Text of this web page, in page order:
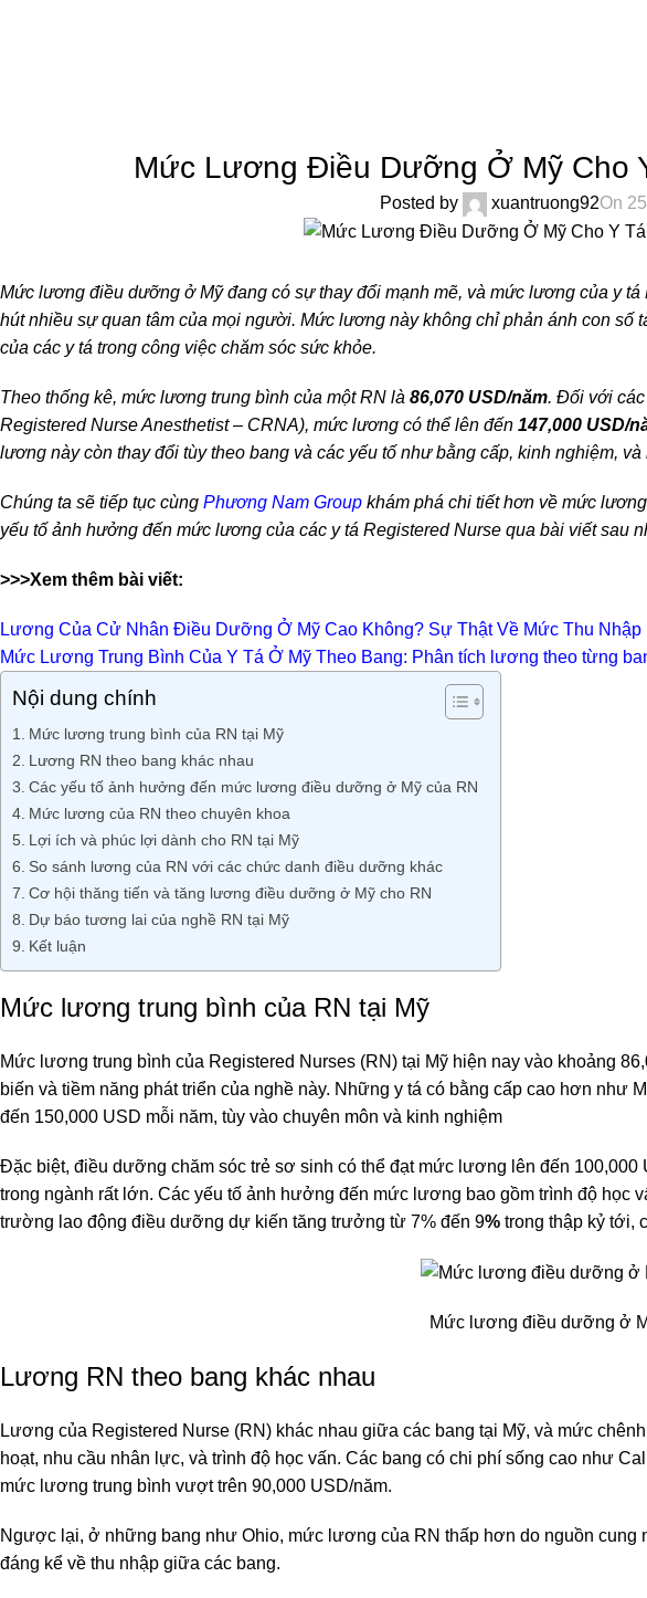
Mức Lương Điều Dưỡng Ở Mỹ Cho
Posted by xuantruong92On
Mức lương điều dưỡng ở Mỹ đang có sự thay đổi mạnh mẽ, và mức lương của y
hút nhiều sự quan tâm của mọi người. Mức lương này không chỉ phản ánh con
của các y tá trong công việc chăm sóc sức khỏe.
Theo thống kê, mức lương trung bình của một RN là 86,070 USD/năm​. Đối với
Registered Nurse Anesthetist – CRNA), mức lương có thể lên đến 147,000 USD/
lương này còn thay đổi tùy theo bang và các yếu tố như bằng cấp, kinh nghiệm,
Chúng ta sẽ tiếp tục cùng Phương Nam Group khám phá chi tiết hơn về mức
yếu tố ảnh hưởng đến mức lương của các y tá Registered Nurse qua bài viết sau
>>>Xem thêm bài viết:
Lương Của Cử Nhân Điều Dưỡng Ở Mỹ Cao Không? Sự Thật Về Mức Thu Nhập
Mức Lương Trung Bình Của Y Tá Ở Mỹ Theo Bang: Phân tích lương theo từng
Nội dung chính
Mức lương trung bình của RN tại Mỹ
Lương RN theo bang khác nhau
Các yếu tố ảnh hưởng đến mức lương điều dưỡng ở Mỹ của RN
Mức lương của RN theo chuyên khoa
Lợi ích và phúc lợi dành cho RN tại Mỹ
So sánh lương của RN với các chức danh điều dưỡng khác
Cơ hội thăng tiến và tăng lương điều dưỡng ở Mỹ cho RN
Dự báo tương lai của nghề RN tại Mỹ
Kết luận
Mức lương trung bình của RN tại Mỹ
Mức lương trung bình của Registered Nurses (RN) tại Mỹ hiện nay vào khoảng
biến và tiềm năng phát triển của nghề này. Những y tá có bằng cấp cao hơn như
đến 150,000 USD mỗi năm, tùy vào chuyên môn và kinh nghiệm
Đặc biệt, điều dưỡng chăm sóc trẻ sơ sinh có thể đạt mức lương lên đến 100,000
trong ngành rất lớn. Các yếu tố ảnh hưởng đến mức lương bao gồm trình độ học
trường lao động điều dưỡng dự kiến tăng trưởng từ 7% đến 9% trong thập kỷ tới,
Mức lương điều dưỡng ở
Lương RN theo bang khác nhau
Lương của Registered Nurse (RN) khác nhau giữa các bang tại Mỹ, và mức
hoạt, nhu cầu nhân lực, và trình độ học vấn. Các bang có chi phí sống cao như
mức lương trung bình vượt trên 90,000 USD/năm.
Ngược lại, ở những bang như Ohio, mức lương của RN thấp hơn do nguồn
đáng kể về thu nhập giữa các bang.